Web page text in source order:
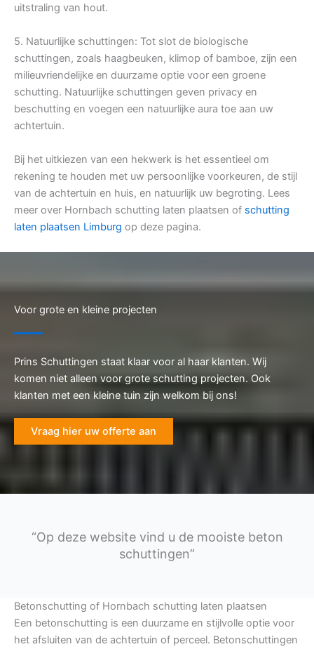
uitstraling van hout.
5. Natuurlijke schuttingen: Tot slot de biologische
schuttingen, zoals haagbeuken, klimop of bamboe, zijn een
milieuvriendelijke en duurzame optie voor een groene
schutting. Natuurlijke schuttingen geven privacy en
beschutting en voegen een natuurlijke aura toe aan uw
achtertuin.
Bij het uitkiezen van een hekwerk is het essentieel om
rekening te houden met uw persoonlijke voorkeuren, de stijl
van de achtertuin en huis, en natuurlijk uw begroting. Lees
meer over Hornbach schutting laten plaatsen of schutting
laten plaatsen Limburg op deze pagina.
Voor grote en kleine projecten
Prins Schuttingen staat klaar voor al haar klanten. Wij
komen niet alleen voor grote schutting projecten. Ook
klanten met een kleine tuin zijn welkom bij ons!
Vraag hier uw offerte aan
“Op deze website vind u de mooiste beton
schuttingen”
Betonschutting of Hornbach schutting laten plaatsen
Een betonschutting is een duurzame en stijlvolle optie voor
het afsluiten van de achtertuin of perceel. Betonschuttingen